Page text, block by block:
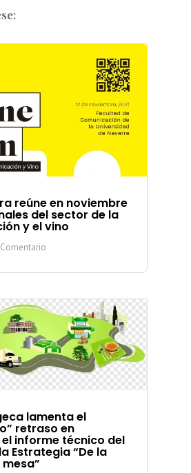
reúne en noviembre
del sector de la
y el vino
lamenta el
retraso en
informe técnico del
Estrategia “De la